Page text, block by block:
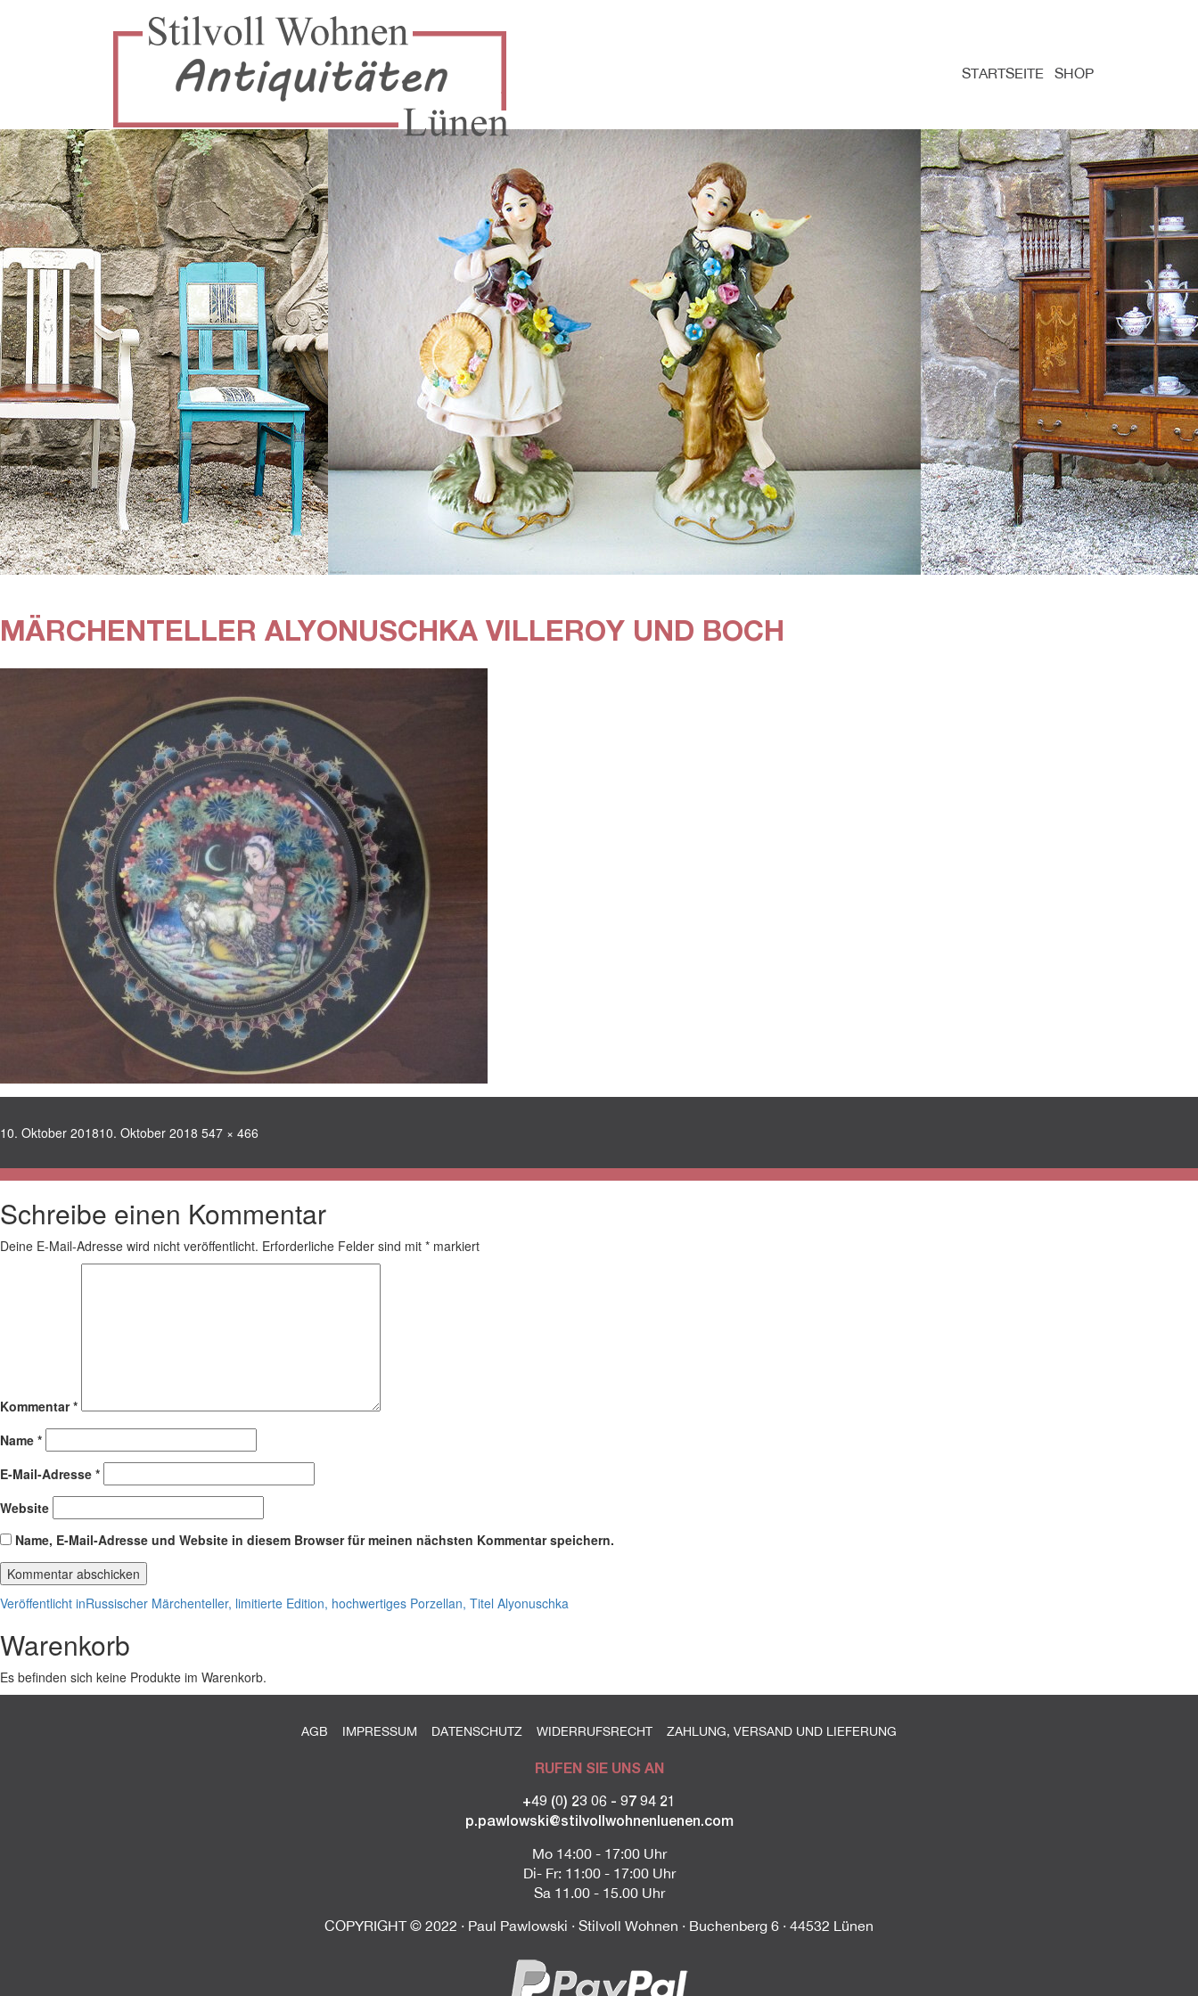
STARTSEITE SHOP
MÄRCHENTELLER ALYONUSCHKA VILLEROY UND BOCH
Veröffentlicht
10. Oktober 201810. Oktober 2018 Volle
547 × 466
Schreibe einen Kommentar
Deine E-Mail-Adresse wird nicht veröffentlicht. Erforderliche Felder sind mit * markiert
Kommentar*
Name *
E-Mail-Adresse *
Website
Name, E-Mail-Adresse und Website in diesem Browser für meinen nächsten Kommentar speichern.
Beitragsnavigation
Veröffentlicht inRussischer Märchenteller, limitierte Edition, hochwertiges Porzellan, Titel Alyonuschka
Warenkorb
Es befinden sich keine Produkte im Warenkorb.
AGB IMPRESSUM DATENSCHUTZ WIDERRUFSRECHT ZAHLUNG, VERSAND UND LIEFERUNG
RUFEN SIE UNS AN
+49 (0) 23 06 - 97 94 21
p.pawlowski@stilvollwohnenluenen.com
Mo 14:00 - 17:00 Uhr
Di- Fr: 11:00 - 17:00 Uhr
Sa 11.00 - 15.00 Uhr
COPYRIGHT © 2022 · Paul Pawlowski · Stilvoll Wohnen · Buchenberg 6 · 44532 Lünen